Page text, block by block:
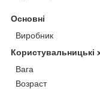
Основні
Виробник
Користувальницькі
Вага
Возраст